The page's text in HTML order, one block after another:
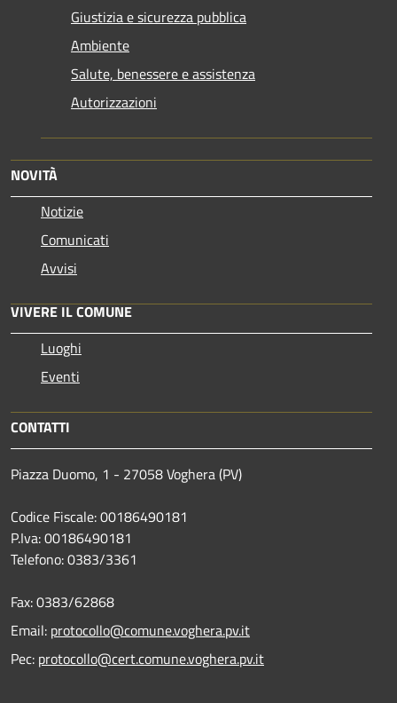
Giustizia e sicurezza pubblica
Ambiente
Salute, benessere e assistenza
Autorizzazioni
NOVITÀ
Notizie
Comunicati
Avvisi
VIVERE IL COMUNE
Luoghi
Eventi
CONTATTI
Piazza Duomo, 1 - 27058 Voghera (PV)
Codice Fiscale: 00186490181
P.Iva: 00186490181
Telefono:0383/3361
Fax:0383/62868
Email: protocollo@comune.voghera.pv.it
Pec: protocollo@cert.comune.voghera.pv.it